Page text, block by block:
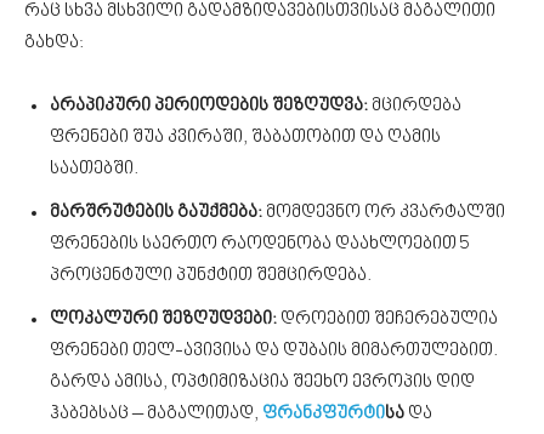
რაც სხვა მსხვილი გადამზიდავებისთვისაც მაგალითი
გახდა:
არაპიკური პერიოდების შეზღუდვა: მცირდება
ფრენები შუა კვირაში, შაბათობით და ღამის
საათებში.
მარშრუტების გაუქმება: მომდევნო ორ კვარტალში
ფრენების საერთო რაოდენობა დაახლოებით 5
პროცენტული პუნქტით შემცირდება.
ლოკალური შეზღუდვები: დროებით შეჩერებულია
ფრენები თელ-ავივისა და დუბაის მიმართულებით.
გარდა ამისა, ოპტიმიზაცია შეეხო ევროპის დიდ
ჰაბებსაც – მაგალითად, ფრანკფურტისა და